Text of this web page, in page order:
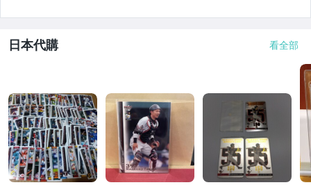
日本代購 看全部